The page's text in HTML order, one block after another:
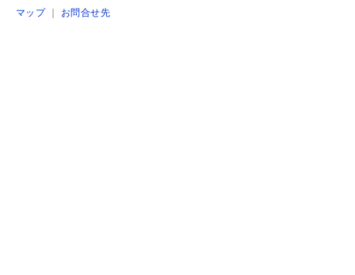
マップ｜ お問合せ先